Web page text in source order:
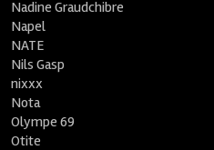
Nadine Graudchibre
Napel
NATE
Nils Gasp
nixxx
Nota
Olympe 69
Otite